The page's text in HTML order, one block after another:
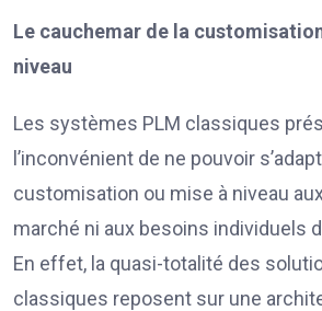
Le cauchemar de la
niveau
Les systèmes PLM classiques
l’inconvénient de ne pouvoir
customisation ou mise à niveau
marché ni aux besoins individuels
En effet, la quasi-totalité des
classiques reposent sur une